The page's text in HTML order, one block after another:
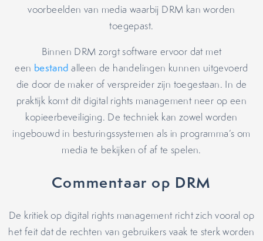
voorbeelden van media waarbij DRM kan worden
toegepast.
Binnen DRM zorgt software ervoor dat met
een bestand alleen de handelingen kunnen uitgevoerd
die door de maker of verspreider zijn toegestaan. In de
praktijk komt dit digital rights management neer op een
kopieerbeveiliging. De techniek kan zowel worden
ingebouwd in besturingssystemen als in programma’s om
media te bekijken of af te spelen.
Commentaar op DRM
De kritiek op digital rights management richt zich vooral op
het feit dat de rechten van gebruikers vaak te sterk worden